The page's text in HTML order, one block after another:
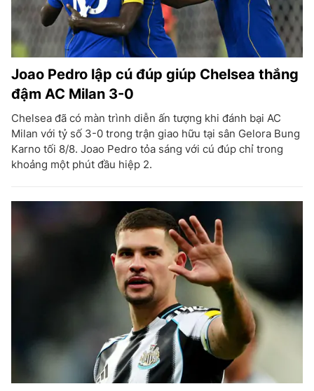
Joao Pedro lập cú đúp giúp Chelsea thắng
đậm AC Milan 3-0
Chelsea đã có màn trình diễn ấn tượng khi đánh bại AC
Milan với tỷ số 3-0 trong trận giao hữu tại sân Gelora Bung
Karno tối 8/8. Joao Pedro tỏa sáng với cú đúp chỉ trong
khoảng một phút đầu hiệp 2.